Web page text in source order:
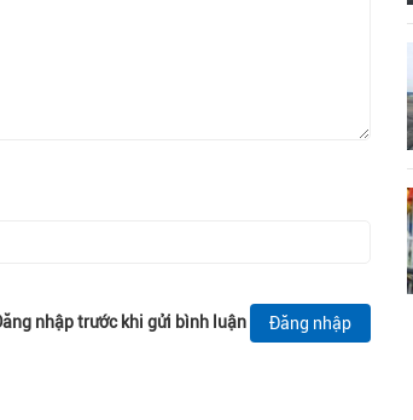
nhập trước khi gửi bình luận Đăng nhập